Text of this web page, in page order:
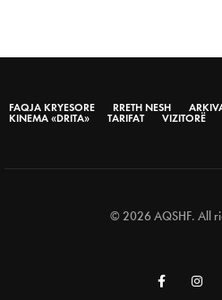
FAQJA KRYESORE RRETH NESH
KINEMA «DRITA»
TARIFAT VIZITORË
© 2026 AQSHF. All